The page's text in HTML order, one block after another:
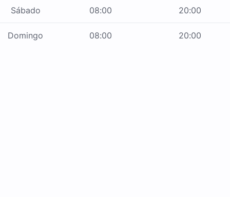
Sábado 08:00 20:00
Domingo 08:00 20:00